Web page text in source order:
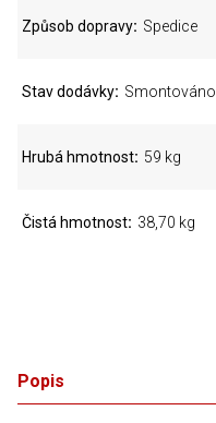
Popis
Způsob dopravy Spedice
Stav dodávky Smontováno
Hrubá hmotnost 59 kg
Čistá hmotnost 38,70 kg